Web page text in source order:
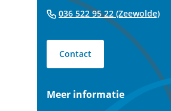
van
paginainhoud
een
036 522 95 22 (Zeewolde)
Contact
Meer informatie